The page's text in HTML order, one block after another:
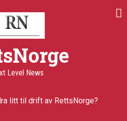
Level News
litt til drift av RettsNorge?